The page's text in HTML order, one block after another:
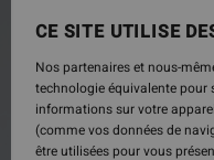
CE SITE UTILISE
Nos partenaires et nous-
technologie équivalente pour
informations sur votre
(comme vos données de
être utilisées pour vous